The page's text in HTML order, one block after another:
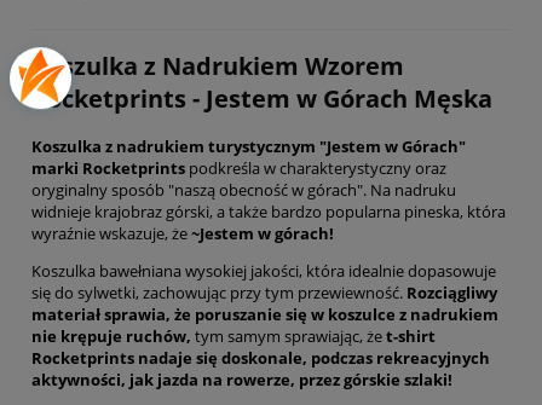
Koszulka z Nadrukiem Wzorem
Rocketprints - Jestem w Górach Męska
Koszulka z nadrukiem turystycznym "Jestem w Górach"
marki Rocketprints podkreśla w charakterystyczny oraz
oryginalny sposób "naszą obecność w górach". Na nadruku
widnieje krajobraz górski, a także bardzo popularna pineska, która
wyraźnie wskazuje, że~Jestem w górach!
Koszulka bawełniana wysokiej jakości, która idealnie dopasowuje
się do sylwetki, zachowując przy tym przewiewność. Rozciągliwy
materiał sprawia, że poruszanie się w koszulce z nadrukiem
nie krępuje ruchów, tym samym sprawiając, żet-shirt
Rocketprints nadaje się doskonale, podczas rekreacyjnych
aktywności, jak jazda na rowerze, przez górskie szlaki!